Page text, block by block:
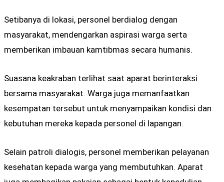
Setibanya di lokasi, personel berdialog dengan
masyarakat, mendengarkan aspirasi warga serta
memberikan imbauan kamtibmas secara humanis.
Suasana keakraban terlihat saat aparat berinteraksi
bersama masyarakat. Warga juga memanfaatkan
kesempatan tersebut untuk menyampaikan kondisi dan
kebutuhan mereka kepada personel di lapangan.
Selain patroli dialogis, personel memberikan pelayanan
kesehatan kepada warga yang membutuhkan. Aparat